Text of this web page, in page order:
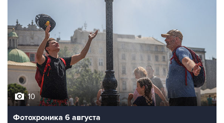
10
Фотохроника 6 августа